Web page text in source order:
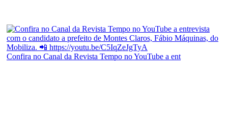
Confira no Canal da Revista Tempo no YouTube a ent